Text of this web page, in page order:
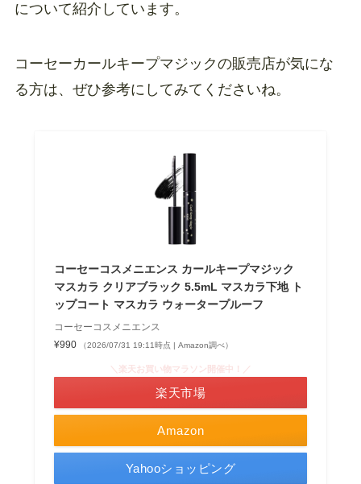
について紹介しています。
コーセーカールキープマジックの販売店が気にな
る方は、ぜひ参考にしてみてくださいね。
コーセーコスメニエンス カールキープマジック
マスカラ クリアブラック 5.5mL マスカラ下地 ト
ップコート マスカラ ウォータープルーフ
コーセーコスメニエンス
¥990
（2026/07/31 19:11時点 | Amazon調べ）
Amazon
＼楽天お買い物マラソン開催中！／
楽天市場
Yahooショッピング